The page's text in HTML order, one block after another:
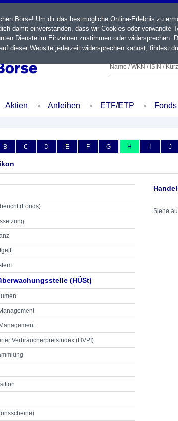
Name / WKN / ISIN /
Aktien Anleihen ETF/ETP Fonds
B C D E F G H I J
(Fonds)
(HÜSt)
Verbraucherpreisindex (HVPI)
Siehe
Börse! Um dir das bestmögliche Online-Erlebnis zu
damit einverstanden, dass wir Cookies oder verwandte
Dienste im Einzelnen zustimmen oder widersprechen.
dieser Website jederzeit widersprechen kannst, findest